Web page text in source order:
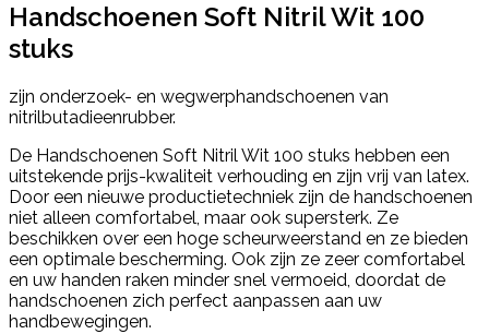
Handschoenen Soft Nitril Wit 100
stuks
zijn onderzoek- en wegwerphandschoenen van
nitrilbutadieenrubber.
De Handschoenen Soft Nitril Wit 100 stuks hebben een
uitstekende prijs-kwaliteit verhouding en zijn vrij van latex.
Door een nieuwe productietechniek zijn de handschoenen
niet alleen comfortabel, maar ook supersterk. Ze
beschikken over een hoge scheurweerstand en ze bieden
een optimale bescherming. Ook zijn ze zeer comfortabel
en uw handen raken minder snel vermoeid, doordat de
handschoenen zich perfect aanpassen aan uw
handbewegingen.